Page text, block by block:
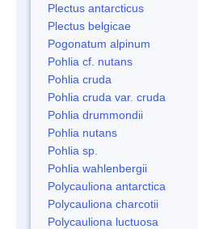
Plectus antarcticus
Plectus belgicae
Pogonatum alpinum
Pohlia cf. nutans
Pohlia cruda
Pohlia cruda var. cruda
Pohlia drummondii
Pohlia nutans
Pohlia sp.
Pohlia wahlenbergii
Polycauliona antarctica
Polycauliona charcotii
Polycauliona luctuosa